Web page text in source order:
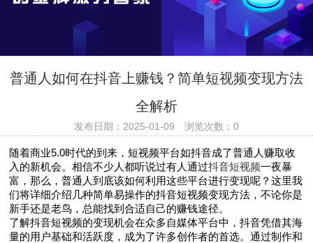
​​​普通人如何在抖音上赚钱？简单短视频变现方法
全解析
发布日期：2025-01-09 浏览次数：0
随着商业5.0时代的到来，短视频平台如抖音成了普通人赚取收
入的新机会。相信不少人都听说过有人通过抖音短视频一夜暴
富，那么，普通人到底该如何利用这些平台进行变现呢？这里我
们将详细介绍几种简单易操作的抖音短视频变现方法，不论你是
新手还是老鸟，总能找到合适自己的赚钱途径。
了解抖音短视频的变现机会在众多自媒体平台中，抖音凭借其海
量的用户基础和活跃度，成为了许多创作者的首选。通过制作和